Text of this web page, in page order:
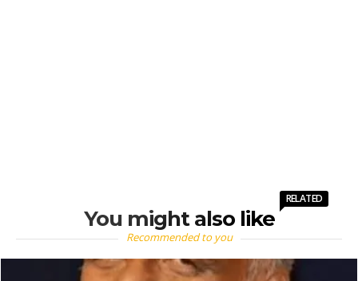
You might also like
RELATED
Recommended to you